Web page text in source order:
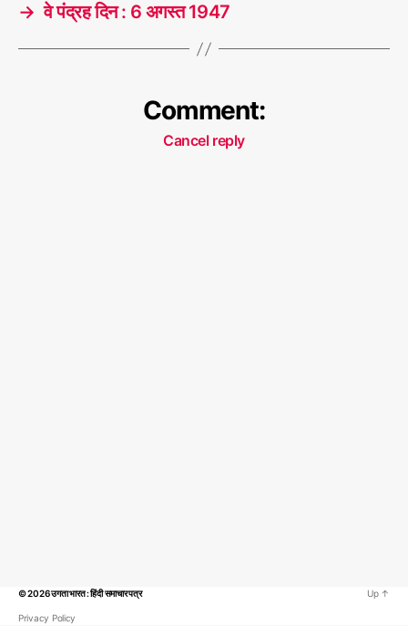
→ वे पंद्रह दिन : 6 अगस्त 1947
Comment:
Cancel reply
© 2026उगता भारत : हिंदी समाचार पत्र
Privacy Policy
Up ↑